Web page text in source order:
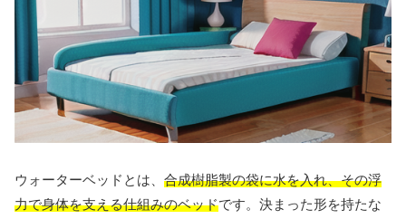
ウォーターベッドとは、 合成樹脂製の袋に水を入れ、その浮
力で身体を支える仕組みのベッドです。決まった形を持たな